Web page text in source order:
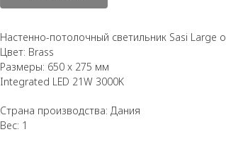
Настенно-потолочный светильник Sasi Large
Цвет: Brass
Размеры: 650 x 275 мм
Integrated LED 21W 3000K
Страна производства: Дания
Вес: 1